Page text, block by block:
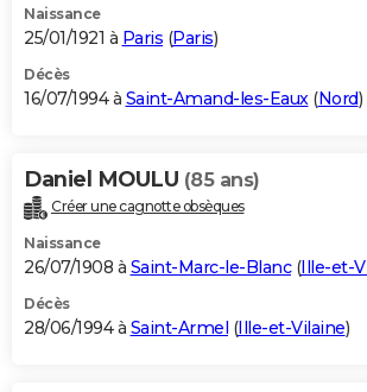
Naissance
25/01/1921 à Paris (Paris)
Décès
16/07/1994 à Saint-Amand-les-Eaux(Nord)
Daniel MOULU (85 ans)
Créer une cagnotte obsèques
Naissance
26/07/1908 à Saint-Marc-le-Blanc(Ille-et-
Décès
28/06/1994 à Saint-Armel (Ille-et-Vilaine)